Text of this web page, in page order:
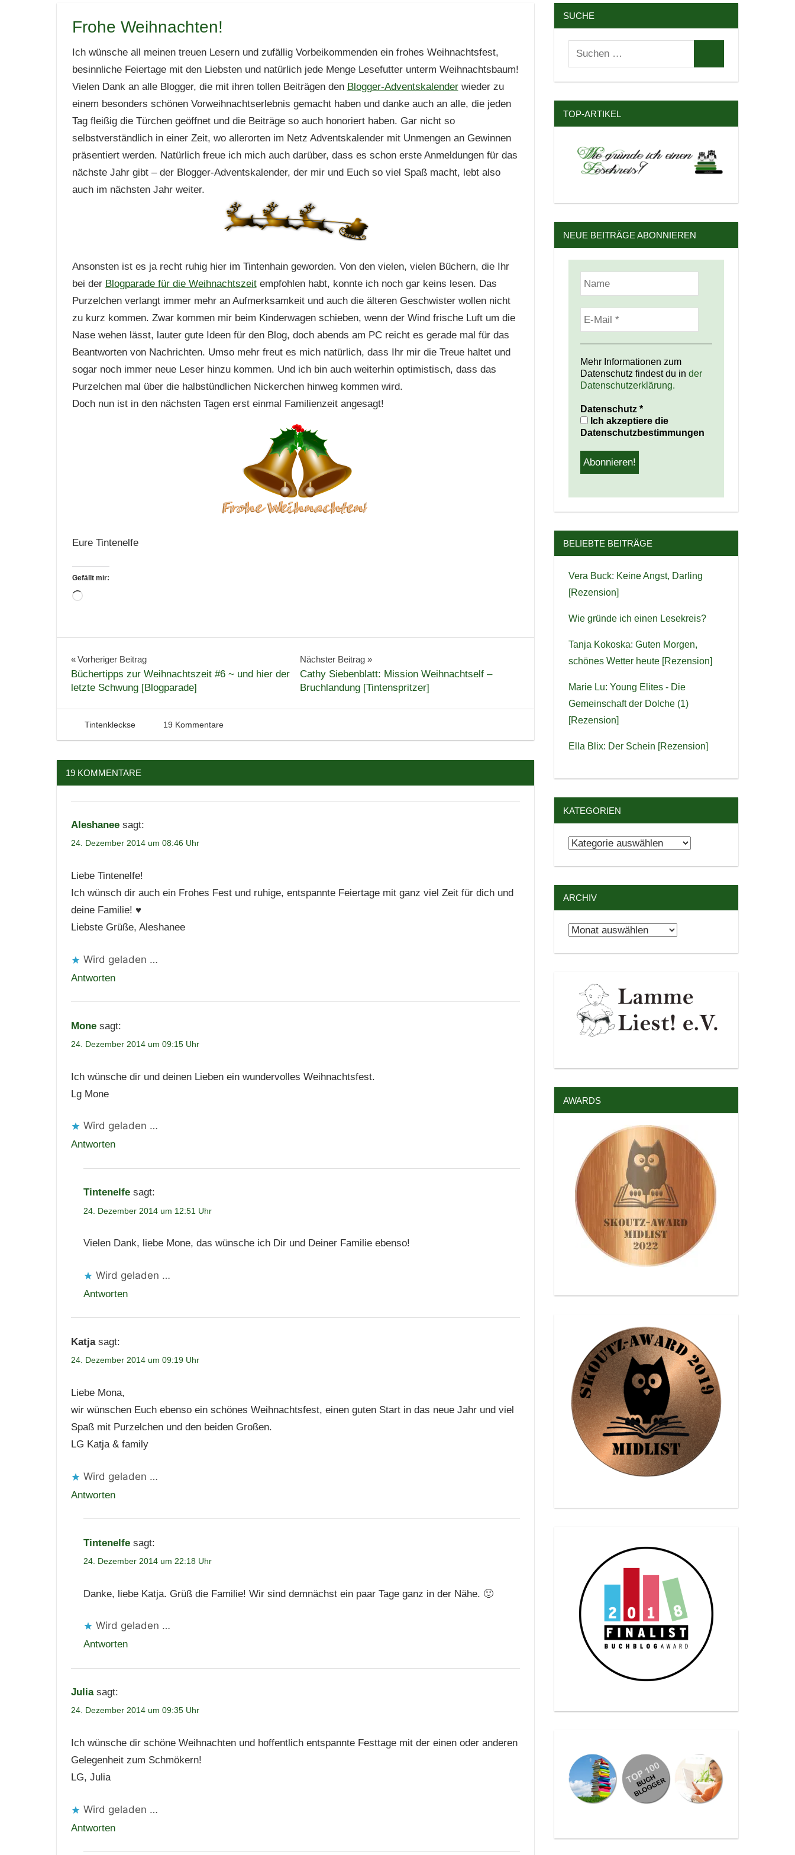
Frohe Weihnachten!
Ich wünsche all meinen treuen Lesern und zufällig Vorbeikommenden ein frohes Weihnachtsfest,
besinnliche Feiertage mit den Liebsten und natürlich jede Menge Lesefutter unterm Weihnachtsbaum!
Vielen Dank an alle Blogger, die mit ihren tollen Beiträgen den Blogger-Adventskalenderwieder zu
einem besonders schönen Vorweihnachtserlebnis gemacht haben und danke auch an alle, die jeden
Tag fleißig die Türchen geöffnet und die Beiträge so auch honoriert haben. Gar nicht so
selbstverständlich in einer Zeit, wo allerorten im Netz Adventskalender mit Unmengen an Gewinnen
präsentiert werden. Natürlich freue ich mich auch darüber, dass es schon erste Anmeldungen für das
nächste Jahr gibt – der Blogger-Adventskalender, der mir und Euch so viel Spaß macht, lebt also
auch im nächsten Jahr weiter.
Ansonsten ist es ja recht ruhig hier im Tintenhain geworden. Von den vielen, vielen Büchern, die Ihr
bei der Blogparade für die Weihnachtszeitempfohlen habt, konnte ich noch gar keins lesen. Das
Purzelchen verlangt immer mehr an Aufmerksamkeit und auch die älteren Geschwister wollen nicht
zu kurz kommen. Zwar kommen mir beim Kinderwagen schieben, wenn der Wind frische Luft um die
Nase wehen lässt, lauter gute Ideen für den Blog, doch abends am PC reicht es gerade mal für das
Beantworten von Nachrichten. Umso mehr freut es mich natürlich, dass Ihr mir die Treue haltet und
sogar noch immer neue Leser hinzu kommen. Und ich bin auch weiterhin optimistisch, dass das
Purzelchen mal über die halbstündlichen Nickerchen hinweg kommen wird.
Doch nun ist in den nächsten Tagen erst einmal Familienzeit angesagt!
Eure Tintenelfe
Gefällt mir:
Wird
Weihnachten
Beitragsnavigation
Vorheriger Beitrag
Büchertipps zur Weihnachtszeit #6 ~ und hier der
letzte Schwung [Blogparade]
Nächster Beitrag
Cathy Siebenblatt: Mission Weihnachtself –
Bruchlandung [Tintenspritzer]
24. Dezember 2014
Tintenhain
Tintenkleckse 19 Kommentare
19 KOMMENTARE
Aleshanee sagt:
24. Dezember 2014 um 08:46 Uhr
Liebe Tintenelfe!
Ich wünsch dir auch ein Frohes Fest und ruhige, entspannte Feiertage mit ganz viel Zeit für dich und
deine Familie! ♥
Liebste Grüße, Aleshanee
Wird geladen …
Antworten
Mone sagt:
24. Dezember 2014 um 09:15 Uhr
Ich wünsche dir und deinen Lieben ein wundervolles Weihnachtsfest.
Lg Mone
Wird geladen …
Antworten
Tintenelfe sagt:
24. Dezember 2014 um 12:51 Uhr
Vielen Dank, liebe Mone, das wünsche ich Dir und Deiner Familie ebenso!
Wird geladen …
Antworten
Katja sagt:
24. Dezember 2014 um 09:19 Uhr
Liebe Mona,
wir wünschen Euch ebenso ein schönes Weihnachtsfest, einen guten Start in das neue Jahr und viel
Spaß mit Purzelchen und den beiden Großen.
LG Katja & family
Wird geladen …
Antworten
Tintenelfe sagt:
24. Dezember 2014 um 22:18 Uhr
Danke, liebe Katja. Grüß die Familie! Wir sind demnächst ein paar Tage ganz in der Nähe. 🙂
Wird geladen …
Antworten
Julia sagt:
24. Dezember 2014 um 09:35 Uhr
Ich wünsche dir schöne Weihnachten und hoffentlich entspannte Festtage mit der einen oder anderen
Gelegenheit zum Schmökern!
LG, Julia
Wird geladen …
Antworten
SUCHE
Suchen
nach:
TOP-ARTIKEL
NEUE BEITRÄGE ABONNIEREN
Mehr Informationen zum
Datenschutz findest du in der
Datenschutzerklärung.
Datenschutz *
Ich akzeptiere die
Datenschutzbestimmungen
BELIEBTE BEITRÄGE
Vera Buck: Keine Angst, Darling
[Rezension]
Wie gründe ich einen Lesekreis?
Tanja Kokoska: Guten Morgen,
schönes Wetter heute [Rezension]
Marie Lu: Young Elites - Die
Gemeinschaft der Dolche (1)
[Rezension]
Ella Blix: Der Schein [Rezension]
KATEGORIEN
Kategorien
ARCHIV
Archiv
AWARDS